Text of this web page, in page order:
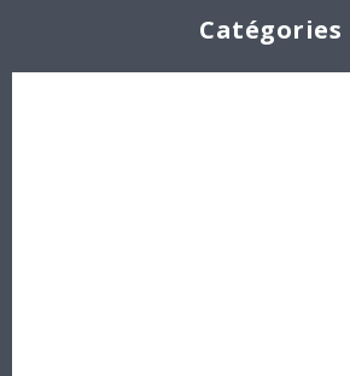
Catégories